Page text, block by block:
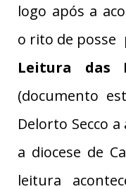
logo após a
o rito de posse
Leitura das
(documento
Delorto Secco
a diocese de
leitura